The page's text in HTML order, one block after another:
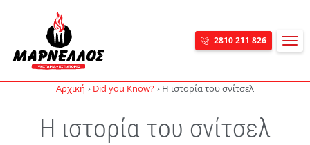
Skip navigation 2810 211 826
Αρχική Did you Know? Η ιστορία του σνίτσελ
Η ιστορία του σνίτσελ